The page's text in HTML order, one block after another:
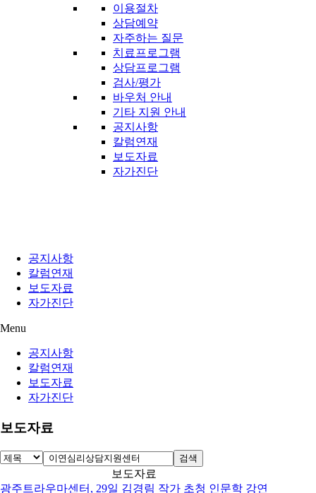
이용절차
상담예약
자주하는 질문
치료프로그램
상담프로그램
검사/평가
바우처 안내
기타 지원 안내
공지사항
칼럼연재
보도자료
자가진단
공지사항
칼럼연재
보도자료
자가진단
Menu
공지사항
칼럼연재
보도자료
자가진단
보도자료
검색
보도자료
광주트라우마센터, 29일 김경림 작가 초청 인문학 강연